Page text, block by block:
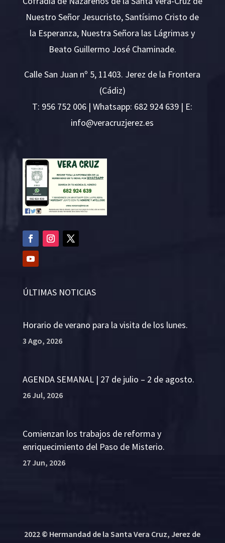
Nuestro Señor Jesucristo, Santísimo Cristo de
la Esperanza, Nuestra Señora las Lágrimas y
Beato Guillermo José Chaminade.
Calle San Juan nº 5, 11403. Jerez de la Frontera
(Cádiz)
T: 956 752 006 | Whatsapp: 682 924 639 | E:
se.ze
rejzu
rcare
v@ofn
i
ÚLTIMAS NOTICIAS
Horario de verano para la visita de los lunes.
3 Ago, 2026
AGENDA SEMANAL | 27 de julio – 2 de agosto.
26 Jul, 2026
Comienzan los trabajos de reforma y
enriquecimiento del Paso de Misterio.
27 Jun, 2026
2022 © Hermandad de la Santa Vera Cruz, Jerez de